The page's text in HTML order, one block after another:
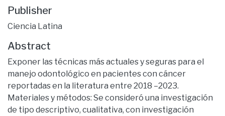
Publisher
Ciencia Latina
Abstract
Exponer las técnicas más actuales y seguras para el
manejo odontológico en pacientes con cáncer
reportadas en la literatura entre 2018 –2023.
Materiales y métodos: Se consideró una investigación
de tipo descriptivo, cualitativa, con investigación